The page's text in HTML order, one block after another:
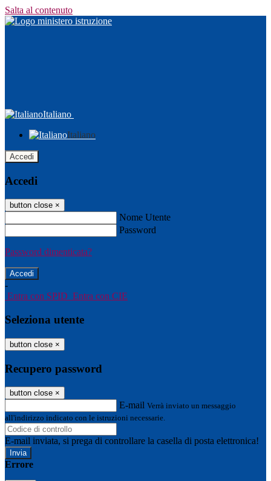
Salta al contenuto
Italiano
Italiano
Accedi
Accedi
button close ×
Nome Utente
Password
Password dimenticata?
-
Entra con SPID Entra con CIE
Seleziona utente
button close ×
Recupero password
button close ×
E-mail Verrà inviato un messaggio
all'indirizzo indicato con le istruzioni necessarie.
E-mail inviata, si prega di controllare la casella di posta elettronica!
Errore